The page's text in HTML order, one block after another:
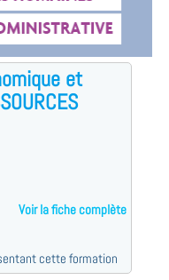
et
Voir la fiche complète
cette formation